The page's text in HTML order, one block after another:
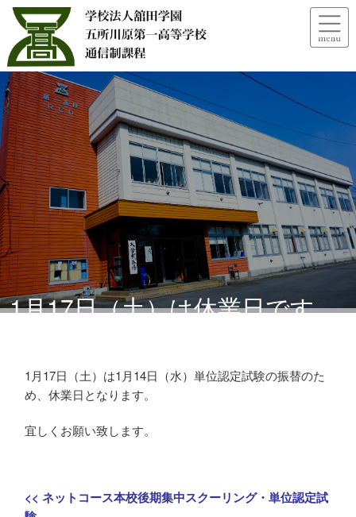
1月17日（土）は休業日です
1月17日（土）は1月14日（水）単位認定試験の振替のた
め、休業日となります。
宜しくお願い致します。
投
<< Previous
ネットコース本校後期集中スクーリング・単位認定試